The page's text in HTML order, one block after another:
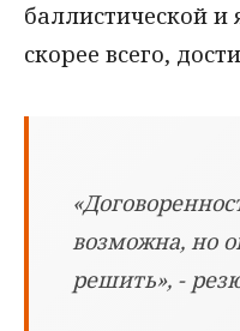
баллистической
скорее всего,
возможна, но
решить», -